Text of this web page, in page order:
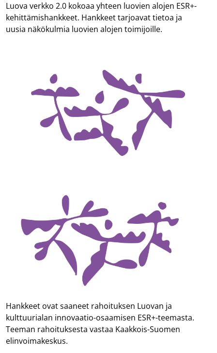
Luova verkko 2.0 kokoaa yhteen luovien alojen ESR+-
kehittämishankkeet. Hankkeet tarjoavat tietoa ja
uusia näkökulmia luovien alojen toimijoille.
Hankkeet ovat saaneet rahoituksen Luovan ja
kulttuurialan innovaatio-osaamisen ESR+-teemasta.
Teeman rahoituksesta vastaa Kaakkois-Suomen
elinvoimakeskus.